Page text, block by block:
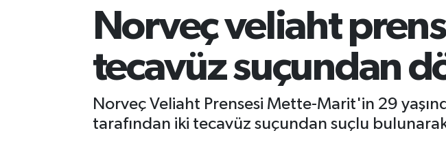
Norveç veliaht
tecavüz suçundan
Norveç Veliaht Prensesi Mette-Marit'in 29
tarafından iki tecavüz suçundan suçlu bulunarak
Borsa Haberleri
Süper Lig Puan Durumu ve Fikstür
Son Dakika Haberleri
Haber Arşivi